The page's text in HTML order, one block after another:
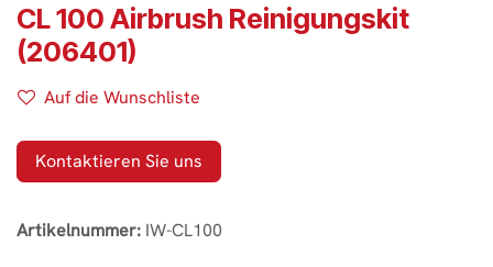
CL 100 Airbrush Reinigungskit
(206401)
Auf die Wunschliste
Kontaktieren Sie uns
Artikelnummer: IW-CL100